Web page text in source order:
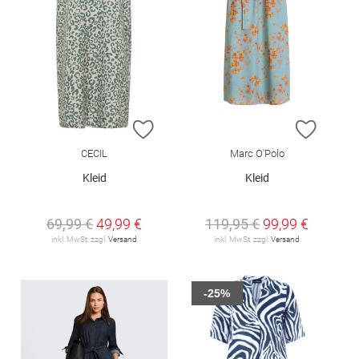
ZUR WUNSCHLISTE HINZUFÜGEN
CECIL
Kleid
69,99 €49,99 €
inkl. MwSt. zzgl. Versand
ZUR
Marc O'Polo
Kleid
119,95 € 99,99 €
inkl. MwSt. zzgl. Versand
-25%